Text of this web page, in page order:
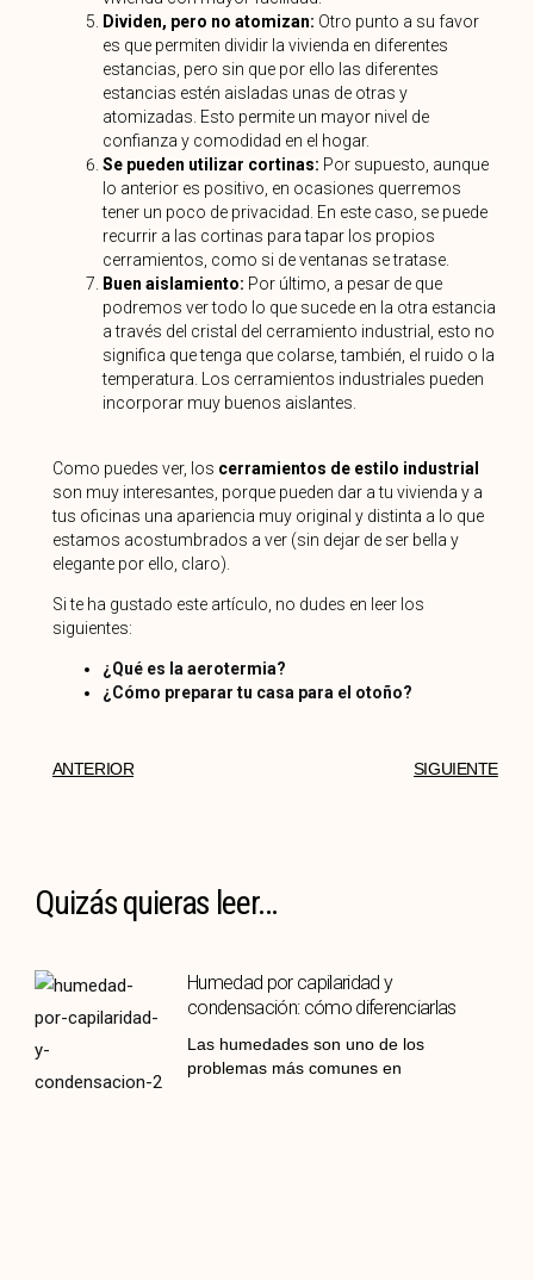
Dividen, pero no atomizan: Otro punto a su favor
es que permiten dividir la vivienda en diferentes
estancias, pero sin que por ello las diferentes
estancias estén aisladas unas de otras y
atomizadas. Esto permite un mayor nivel de
confianza y comodidad en el hogar.
Se pueden utilizar cortinas: Por supuesto, aunque
lo anterior es positivo, en ocasiones querremos
tener un poco de privacidad. En este caso, se puede
recurrir a las cortinas para tapar los propios
cerramientos, como si de ventanas se tratase.
Buen aislamiento: Por último, a pesar de que
podremos ver todo lo que sucede en la otra estancia
a través del cristal del cerramiento industrial, esto no
significa que tenga que colarse, también, el ruido o la
temperatura. Los cerramientos industriales pueden
incorporar muy buenos aislantes.
Como puedes ver, los cerramientos de estilo industrial
son muy interesantes, porque pueden dar a tu vivienda y a
tus oficinas una apariencia muy original y distinta a lo que
estamos acostumbrados a ver (sin dejar de ser bella y
elegante por ello, claro).
Si te ha gustado este artículo, no dudes en leer los
siguientes:
¿Qué es la aerotermia?
¿Cómo preparar tu casa para el otoño?
ANTERIOR SIGUIENTE
Quizás quieras leer...
Humedad por capilaridad y
condensación: cómo diferenciarlas
Las humedades son uno de los
problemas más comunes en